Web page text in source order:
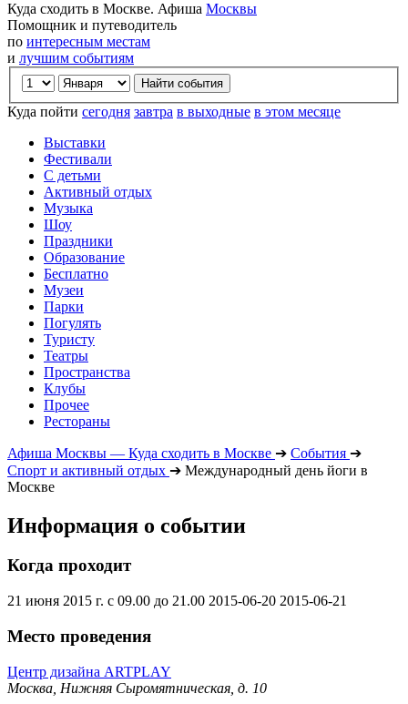
Куда сходить в Москве. Афиша Москвы
Помощник и путеводитель
по интересным местам
и лучшим событиям
Куда пойти сегодня завтра в выходные в этом месяце
Выставки
Фестивали
С детьми
Активный отдых
Музыка
Шоу
Праздники
Образование
Бесплатно
Музеи
Парки
Погулять
Туристу
Театры
Пространства
Клубы
Прочее
Рестораны
Афиша Москвы — Куда сходить в Москве ➔ События ➔
Спорт и активный отдых ➔ Международный день йоги в
Москве
Информация о событии
Когда проходит
21 июня 2015 г. с 09.00 до 21.00 2015-06-20 2015-06-21
Место проведения
Центр дизайна ARTPLAY
Москва, Нижняя Сыромятническая, д. 10